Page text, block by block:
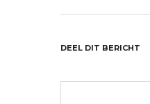
DEEL DIT BERICHT